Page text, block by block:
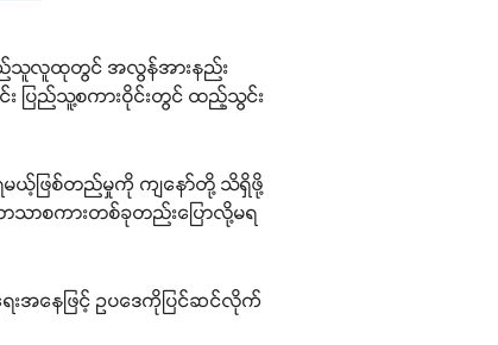
ပြည်သူလူထုတွင် အလွန်အားနည်း
င်း ပြည်သူ့စကားဝိုင်းတွင် ထည့်သွင်း
ရမယ့်ဖြစ်တည်မှုကို ကျနော်တို့ သိရှိဖို့
ာသာစကားတစ်ခုတည်းပြောလို့မရ
းအနေဖြင့် ဥပဒေကိုပြင်ဆင်လိုက်